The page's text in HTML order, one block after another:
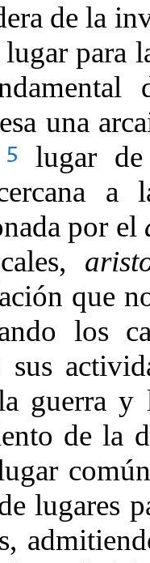
de la
para
una
5
lugar
a
por el
que
los
guerra y
de la
lugares